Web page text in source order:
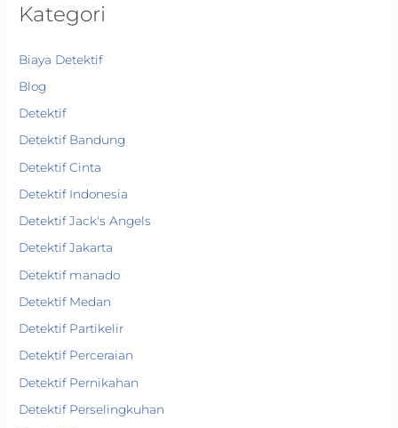
Kategori
Biaya Detektif
Blog
Detektif
Detektif Bandung
Detektif Cinta
Detektif Indonesia
Detektif Jack's Angels
Detektif Jakarta
Detektif manado
Detektif Medan
Detektif Partikelir
Detektif Perceraian
Detektif Pernikahan
Detektif Perselingkuhan